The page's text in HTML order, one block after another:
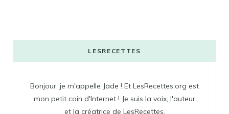
LESRECETTES
Bonjour, je m'appelle Jade ! Et LesRecettes.org est
mon petit coin d'Internet ! Je suis la voix, l'auteur
et la créatrice de LesRecettes.